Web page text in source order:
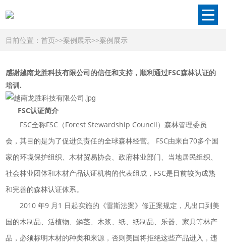
目前位置：首页>>案例展示>>案例展示
感谢越南龙胜科技有限公司的信任和支持，顺利通过FSC森林认证的
培训.
FSC认证简介
FSC全称FSC（Forest Stewardship Council）森林管理委员
会，其目的是为了促进负责任的全球森林经营。 FSC由来自70多个国
家的环境保护组织、木材贸易协会、政府林业部门、当地居民组织、
社会林业团体和木材产品认证机构的代表组成，FSC是目前较为成熟
和完善的森林认证体系。
2010 年9 月1 日起实施的《雷斯法案》修正案规定，凡出口到美
国的木制品、活植物、鳞茎、木浆、纸、纸制品、乐器、家具等林产
品，必须标明木材的种类和来源，否则美国将拒绝这些产品进入，违